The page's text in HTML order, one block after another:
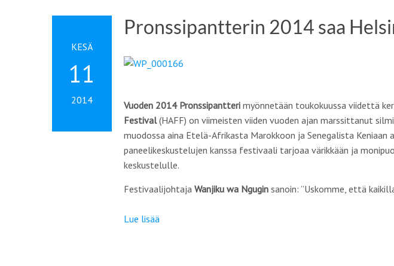
KESÄ
11
2014
Pronssipantterin 2014 saa
Vuoden 2014 Pronssipantteri myönnetään toukokuussa viidettä
Festival(HAFF) on viimeisten viiden vuoden ajan marssittanut
muodossa aina Etelä-Afrikasta Marokkoon ja Senegalista
paneelikeskustelujen kanssa festivaali tarjoaa värikkään ja
keskustelulle.
Festivaalijohtaja Wanjiku wa Ngugin sanoin: ”Uskomme, että
Lue lisää